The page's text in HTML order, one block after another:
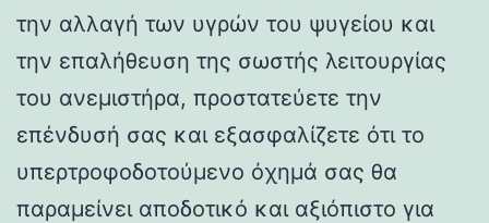
την αλλαγή των υγρών του ψυγείου και
την επαλήθευση της σωστής λειτουργίας
του ανεμιστήρα, προστατεύετε την
επένδυσή σας και εξασφαλίζετε ότι το
υπερτροφοδοτούμενο όχημά σας θα
παραμείνει αποδοτικό και αξιόπιστο για